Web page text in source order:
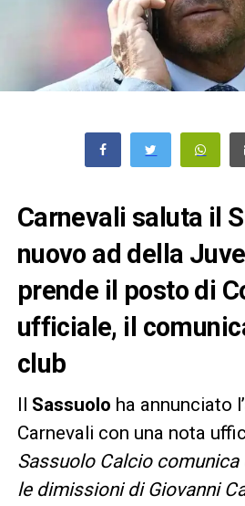
Carnevali saluta il
nuovo ad della
prende il posto di
ufficiale, il
club
Sassuolo ha annunciato
Carnevali con una nota
Sassuolo Calcio
le dimissioni di Giovanni